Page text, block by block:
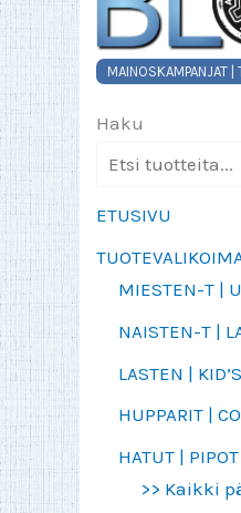
MAINOSKAMPANJAT |
Haku
ETUSIVU
MIESTEN-T |
NAISTEN-T |
LASTEN | KID’S
HUPPARIT |
HATUT |
>> Kaikki